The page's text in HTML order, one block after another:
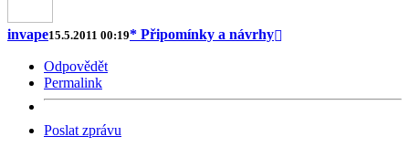
invape15.5.2011 00:19* Připomínky a návrhy
Odpovědět
Permalink
Poslat zprávu